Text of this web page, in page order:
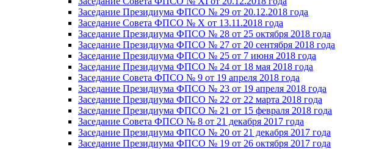
Заседание Президиума ФПСО № 29 от 20.12.2018 года
Заседание Совета ФПСО № X от 13.11.2018 года
Заседание Президиума ФПСО № 28 от 25 октября 2018 года
Заседание Президиума ФПСО № 27 от 20 сентября 2018 года
Заседание Президиума ФПСО № 25 от 7 июня 2018 года
Заседание Президиума ФПСО № 24 от 18 мая 2018 года
Заседание Совета ФПСО № 9 от 19 апреля 2018 года
Заседание Президиума ФПСО № 23 от 19 апреля 2018 года
Заседание Президиума ФПСО № 22 от 22 марта 2018 года
Заседание Президиума ФПСО № 21 от 15 февраля 2018 года
Заседание Совета ФПСО № 8 от 21 декабря 2017 года
Заседание Президиума ФПСО № 20 от 21 декабря 2017 года
Заседание Президиума ФПСО № 19 от 26 октября 2017 года